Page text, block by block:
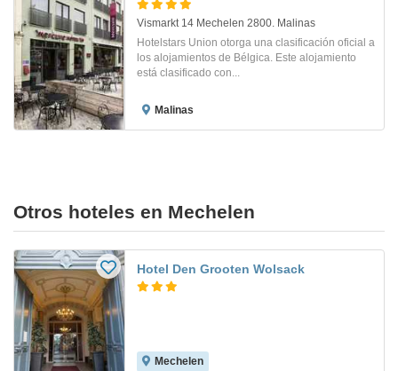
Vismarkt 14 Mechelen 2800. Malinas
Hotelstars Union otorga una clasificación oficial a
los alojamientos de Bélgica. Este alojamiento
está clasificado con...
Malinas
Otros hoteles en Mechelen
Hotel Den Grooten Wolsack
Mechelen